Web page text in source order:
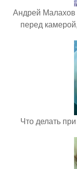
Андрей Малахов
перед
Что делать